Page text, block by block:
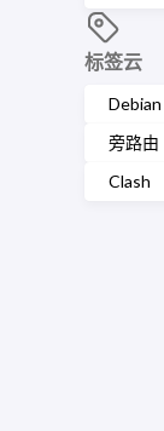
标签云
Debian
旁路由
Clash